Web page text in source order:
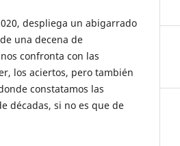
despliega un abigarrado
una decena de
confronta con las
los aciertos, pero también
constatamos las
décadas, si no es que de